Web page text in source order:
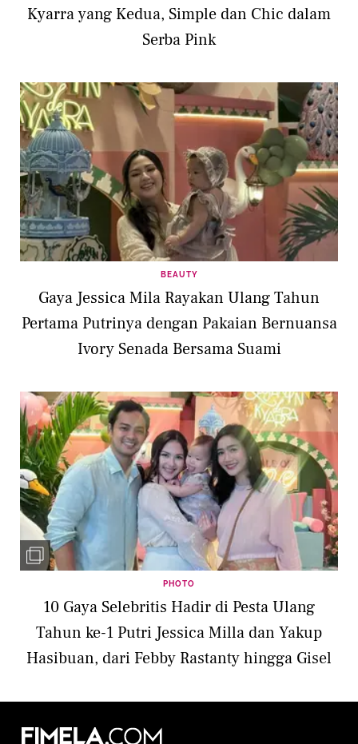
Kyarra yang Kedua, Simple dan Chic dalam
Serba Pink
BEAUTY
Gaya Jessica Mila Rayakan Ulang Tahun
Pertama Putrinya dengan Pakaian Bernuansa
Ivory Senada Bersama Suami
PHOTO
10 Gaya Selebritis Hadir di Pesta Ulang
Tahun ke-1 Putri Jessica Milla dan Yakup
Hasibuan, dari Febby Rastanty hingga Gisel